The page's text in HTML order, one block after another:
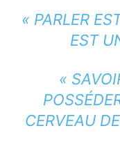
« PARLER
EST
«
CERVEAU